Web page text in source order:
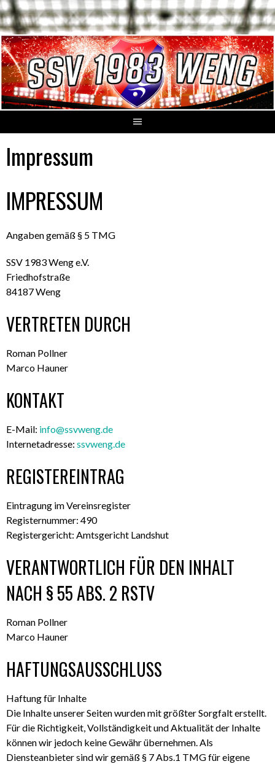
Springe
zum
Inhalt
Impressum
IMPRESSUM
Angaben gemäß § 5 TMG
SSV 1983 Weng e.V.
Friedhofstraße
84187 Weng
VERTRETEN DURCH
Roman Pollner
Marco Hauner
KONTAKT
E-Mail: info@ssvweng.de
Internetadresse: ssvweng.de
REGISTEREINTRAG
Eintragung im Vereinsregister
Registernummer: 490
Registergericht: Amtsgericht Landshut
VERANTWORTLICH FÜR DEN INHALT
NACH § 55 ABS. 2 RSTV
Roman Pollner
Marco Hauner
HAFTUNGSAUSSCHLUSS
Haftung für Inhalte
Die Inhalte unserer Seiten wurden mit größter Sorgfalt erstellt.
Für die Richtigkeit, Vollständigkeit und Aktualität der Inhalte
können wir jedoch keine Gewähr übernehmen. Als
Diensteanbieter sind wir gemäß § 7 Abs.1 TMG für eigene